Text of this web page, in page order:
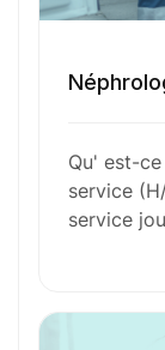
Outils et
Qu' est-
service
service